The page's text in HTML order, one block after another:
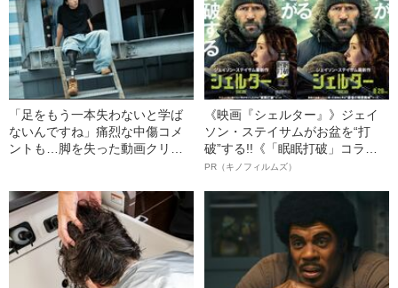
「足をもう一本失わないと学ば
ないんですね」痛烈な中傷コメ
ントも…脚を失った動画クリエ
《映画『シェルター』》ジェイ
ソン・ステイサムがお盆を“打
破”する!!《「眠眠打破」コラ
ボ》
PR（キノフィルムズ）